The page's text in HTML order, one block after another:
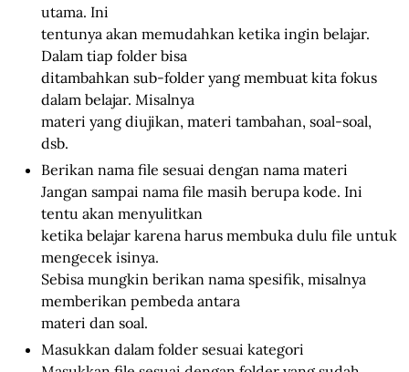
utama. Ini
tentunya akan memudahkan ketika ingin belajar.
Dalam tiap folder bisa
ditambahkan sub-folder yang membuat kita fokus
dalam belajar. Misalnya
materi yang diujikan, materi tambahan, soal-soal,
dsb.
Berikan nama file sesuai dengan nama materi
Jangan sampai nama file masih berupa kode. Ini
tentu akan menyulitkan
ketika belajar karena harus membuka dulu file untuk
mengecek isinya.
Sebisa mungkin berikan nama spesifik, misalnya
memberikan pembeda antara
materi dan soal.
Masukkan dalam folder sesuai kategori